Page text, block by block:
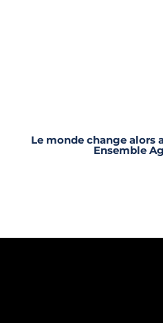
Le monde change alors
Ensemble